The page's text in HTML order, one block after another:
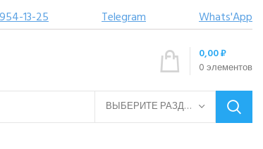
13-25 Telegram Whats'App
0элементов
0,00₽
ВЫБЕРИТЕ РАЗДЕЛ